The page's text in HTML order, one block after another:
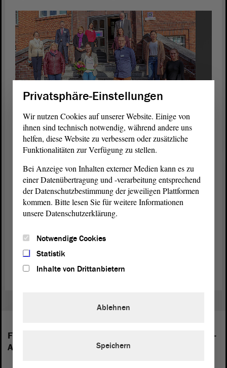
Zum Erfolg gratulierten neben Gabriele Brakebusch (v.l.) auch
der Vorstand der Pfeifferschen Stiftungen, Dr. Edda Weise und
Klaus-Dieter Schinkel, sowie Christian von der Becke und
Klinikum Pfeiffersche Stiftungen. Foto: Pfeiffersche Stiftungen
Wegen der Corona-Pandemie fand die feierliche Urkundenübergabe
nur in kleinem Kreis statt. Bei der „Deutschen Meisterschaft der
Pflege“ stellen Schüler für die Pflegeberufe aus allen Bundesländern
Beweis. Der Leistungswettbewerb soll junge Auszubildende
motivieren und auf die Attraktivität der Pflege aufmerksam
machen.
Folgende Fraktionen sind im Landtag von Sachsen-
Anhalt vertreten:
Privatsphäre-Einstellungen
Wir nutzen Cookies auf unserer Website. Einige von
ihnen sind technisch notwendig, während andere uns
helfen, diese Website zu verbessern oder zusätzliche
Funktionalitäten zur Verfügung zu stellen.
Bei Anzeige von Inhalten externer Medien kann es zu
einer Datenübertragung und -verarbeitung entsprechend
der Datenschutzbestimmung der jeweiligen Plattformen
kommen. Bitte lesen Sie für weitere Informationen
unsere Datenschutzerklärung.
Notwendige Cookies
Statistik
Inhalte von Drittanbietern
Ablehnen
Speichern